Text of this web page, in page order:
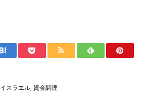
イスラエル, 資金調達